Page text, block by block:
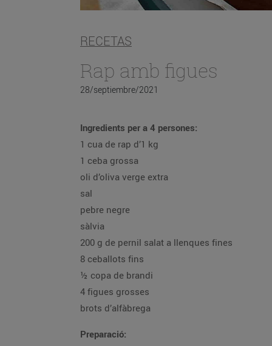
RECETAS
Rap amb figues
28/septiembre/2021
Ingredients per a 4 persones:
1 cua de rap d’1 kg
1 ceba grossa
oli d’oliva verge extra
sal
pebre negre
sàlvia
200 g de pernil salat a llenques fines
8 ceballots fins
½ copa de brandi
4 figues grosses
brots d’alfàbrega
Preparació: